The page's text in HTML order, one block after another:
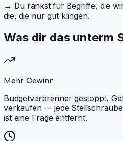
→ Du rankst für Begriffe, die
die, die nur gut klingen.
Was dir das unterm
Mehr Gewinn
Budgetverbrenner gestoppt,
verkaufen — jede
ist eine Frage entfernt.